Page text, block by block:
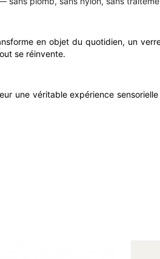
en objet du quotidien, un
se réinvente.
une véritable expérience